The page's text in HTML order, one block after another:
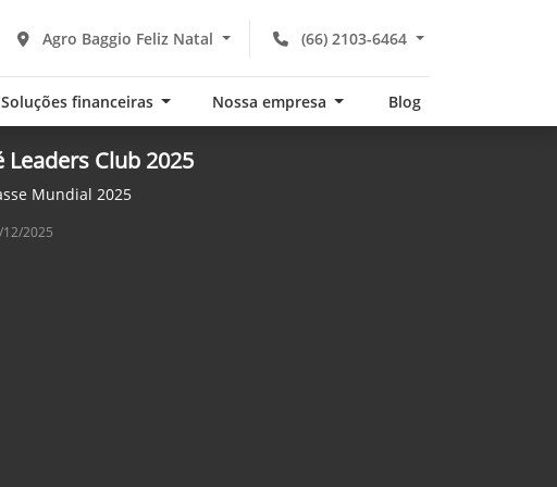
(66) 2103-6464
Agro Baggio Feliz Natal
Soluções financeiras Nossa empresa Blog
Leaders Club 2025
Mundial 2025
2025